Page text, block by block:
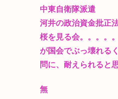
中東自衛隊派遣
河井の政治資金批正
桜を見る会。。。。
が国会でぶっ壊れる
問に、耐えられると
無